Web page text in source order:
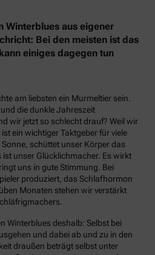
Winterblues aus eigener
Bei den meisten ist das
einiges dagegen tun
am liebsten ein Murmeltier sein.
die dunkle Jahreszeit
wir jetzt so schlecht drauf? Weil wir
ein wichtiger Taktgeber für viele
schüttet unser Körper das
unser Glücklichmacher. Es wirkt
uns in gute Stimmung. Bei
produziert, das Schlafhormon
Monaten stehen wir verstärkt
Winterblues deshalb: Selbst bei
und dabei ab und zu in den
draußen beträgt selbst unter